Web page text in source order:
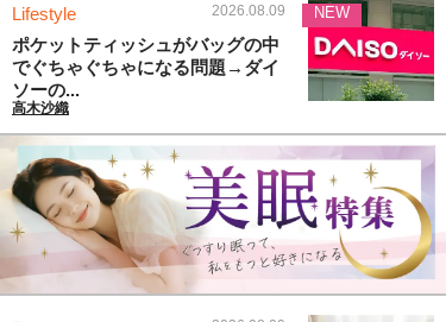
Lifestyle 2026.08.09
ポケットティッシュがバッグの中
でぐちゃぐちゃになる問題→ダイ
ソーの...
高木沙織
NEW